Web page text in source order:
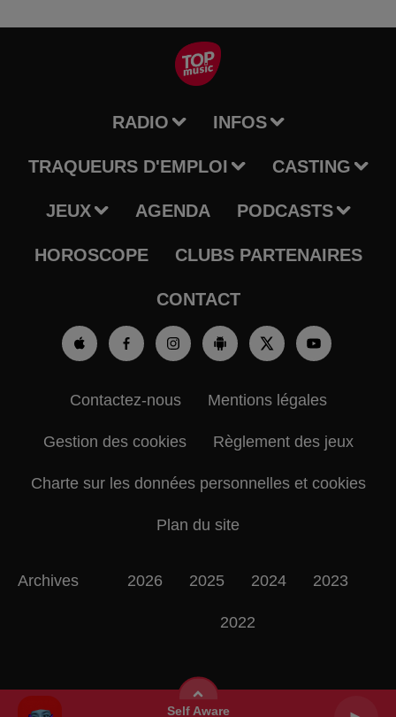
Self Aware
RADIO INFOS
TRAQUEURS D'EMPLOI CASTING
JEUX AGENDA PODCASTS
HOROSCOPE CLUBS PARTENAIRES
CONTACT
Contactez-nous Mentions légales
Gestion des cookies Règlement des jeux
Charte sur les données personnelles et cookies
Plan du site
Archives 2026 2025 2024 2023
2022